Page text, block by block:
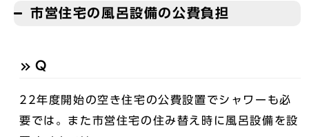
市営住宅の風呂設備の公費負担
Q
22年度開始の空き住宅の公費設置でシャワーも必
要では。また市営住宅の住み替え時に風呂設備を設